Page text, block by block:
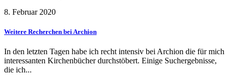
8. Februar 2020
Weitere Recherchen bei Archion
In den letzten Tagen habe ich recht intensiv bei Archion die für mich
interessanten Kirchenbücher durchstöbert. Einige Suchergebnisse,
die ich...